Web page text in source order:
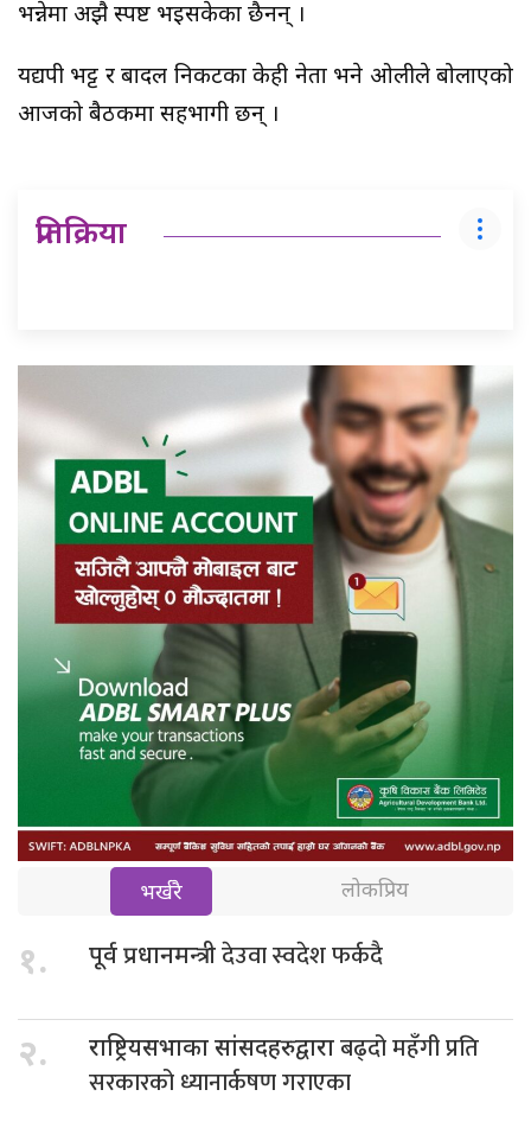
भन्नेमा अझै स्पष्ट भइसकेका छैनन् ।
यद्यपी भट्ट र बादल निकटका केही नेता भने ओलीले बोलाएको
आजको बैठकमा सहभागी छन् ।
प्रतिक्रिया
भर्खरै लोकप्रिय
१. पूर्व प्रधानमन्त्रीदेउवा स्वदेश फर्कदै
२. राष्ट्रियसभाका सांसदहरुद्वाराबढ्दो महँगी प्रति
सरकारको ध्यानार्कषण गराएका